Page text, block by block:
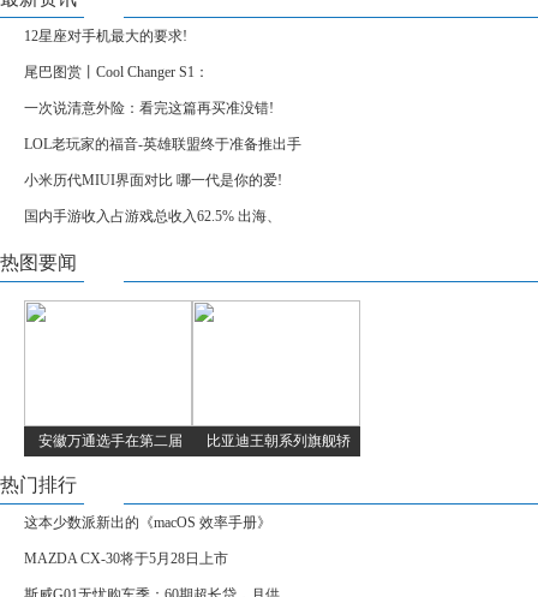
12星座对手机最大的要求!
尾巴图赏丨Cool Changer S1：
一次说清意外险：看完这篇再买准没错!
LOL老玩家的福音-英雄联盟终于准备推出手
小米历代MIUI界面对比 哪一代是你的爱!
国内手游收入占游戏总收入62.5% 出海、
热图要闻
安徽万通选手在第二届 比亚迪王朝系列旗舰轿
热门排行
这本少数派新出的《macOS 效率手册》
MAZDA CX-30将于5月28日上市